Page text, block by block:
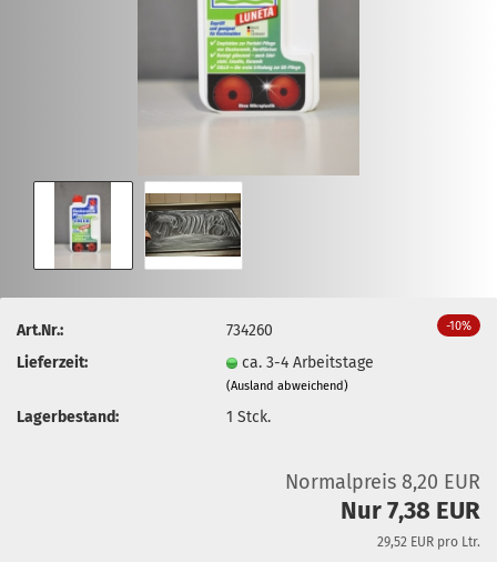
-10%
Art.Nr.:
734260
Lieferzeit:
ca. 3-4 Arbeitstage
(Ausland abweichend)
Lagerbestand: 1Stck.
Normalpreis 8,20 EUR
Nur 7,38 EUR
29,52 EUR pro Ltr.